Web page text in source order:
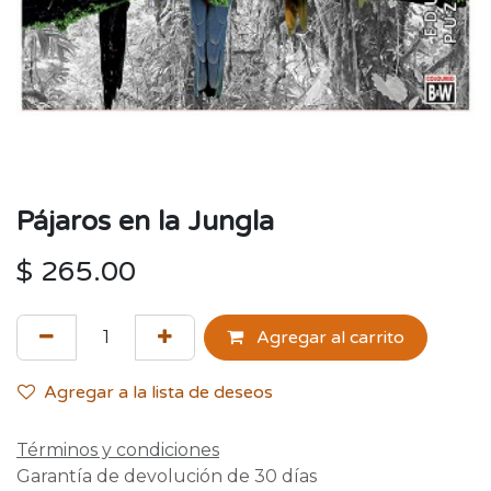
Pájaros en la Jungla
$ 265.00
Agregar al carrito
Agregar a la lista de deseos
Términos y condiciones
Garantía de devolución de 30 días